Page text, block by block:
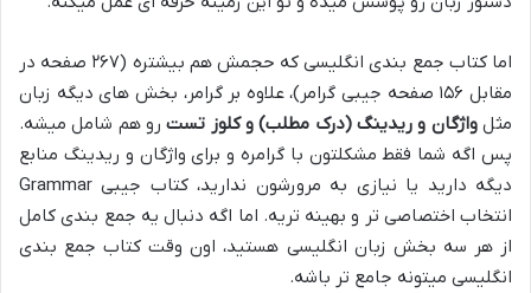
اما کتاب جمع بندی انگلیسی که حجمش هم بیشتره (۲۶۷ صفحه در
مقابل ۱۵۶ صفحه جیبی گرامر)، علاوه بر گرامر، بخش های دیگه زبان
مثلواژگان و ریدینگ (درک مطلب) و کلوز تسترو هم شامل میشه.
پس اگه شما فقط مشکلتون با گرامره و برای واژگان و ریدینگ منابع
دیگه دارید یا نیازی به مرورشون ندارید، کتاب جیبی Grammar
انتخاب اختصاصی تر و بهینه تریه. اما اگه دنبال یه جمع بندی کامل
از هر سه بخش زبان انگلیسی هستید، اون وقت کتاب جمع بندی
انگلیسی میتونه جامع تر باشه.